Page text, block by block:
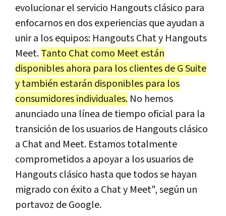
evolucionar el servicio Hangouts clásico para
enfocarnos en dos experiencias que ayudan a
unir a los equipos: Hangouts Chat y Hangouts
Meet.Tanto Chat como Meet están
disponibles ahora para los clientes de G Suite
y también estarán disponibles para los
consumidores individuales. No hemos
anunciado una línea de tiempo oficial para la
transición de los usuarios de Hangouts clásico
a Chat and Meet. Estamos totalmente
comprometidos a apoyar a los usuarios de
Hangouts clásico hasta que todos se hayan
migrado con éxito a Chat y Meet", según un
portavoz de Google.